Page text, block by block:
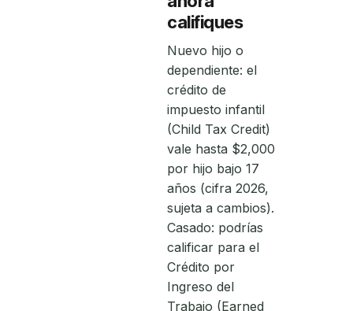
califiques
Nuevo hijo o
dependiente: el
crédito de
impuesto infantil
(Child Tax Credit)
vale hasta $2,000
por hijo bajo 17
años (cifra 2026,
sujeta a cambios).
Casado: podrías
calificar para el
Crédito por
Ingreso del
Trabajo (Earned